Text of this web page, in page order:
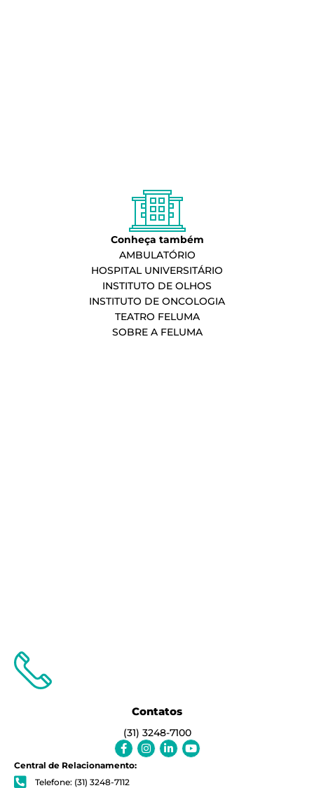
Conheça também
AMBULATÓRIO
HOSPITAL UNIVERSITÁRIO
INSTITUTO DE OLHOS
INSTITUTO DE ONCOLOGIA
TEATRO FELUMA
SOBRE A FELUMA
Contatos
(31) 3248-7100
Facebook-
f
Instagram
Linkedin-
in
Youtube
Central de Relacionamento:
Telefone: (31) 3248-7112